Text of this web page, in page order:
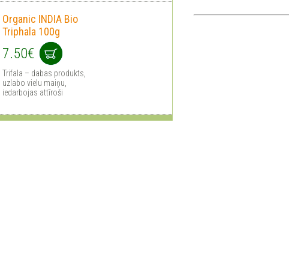
Organic INDIA Bio
Triphala 100g
7.50€
Trifala – dabas produkts,
uzlabo vielu maiņu,
iedarbojas attīroši